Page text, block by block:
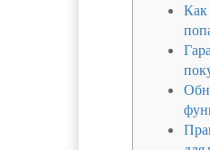
Как